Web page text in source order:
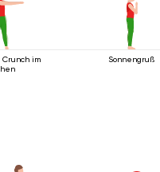
im
Sonnengruß